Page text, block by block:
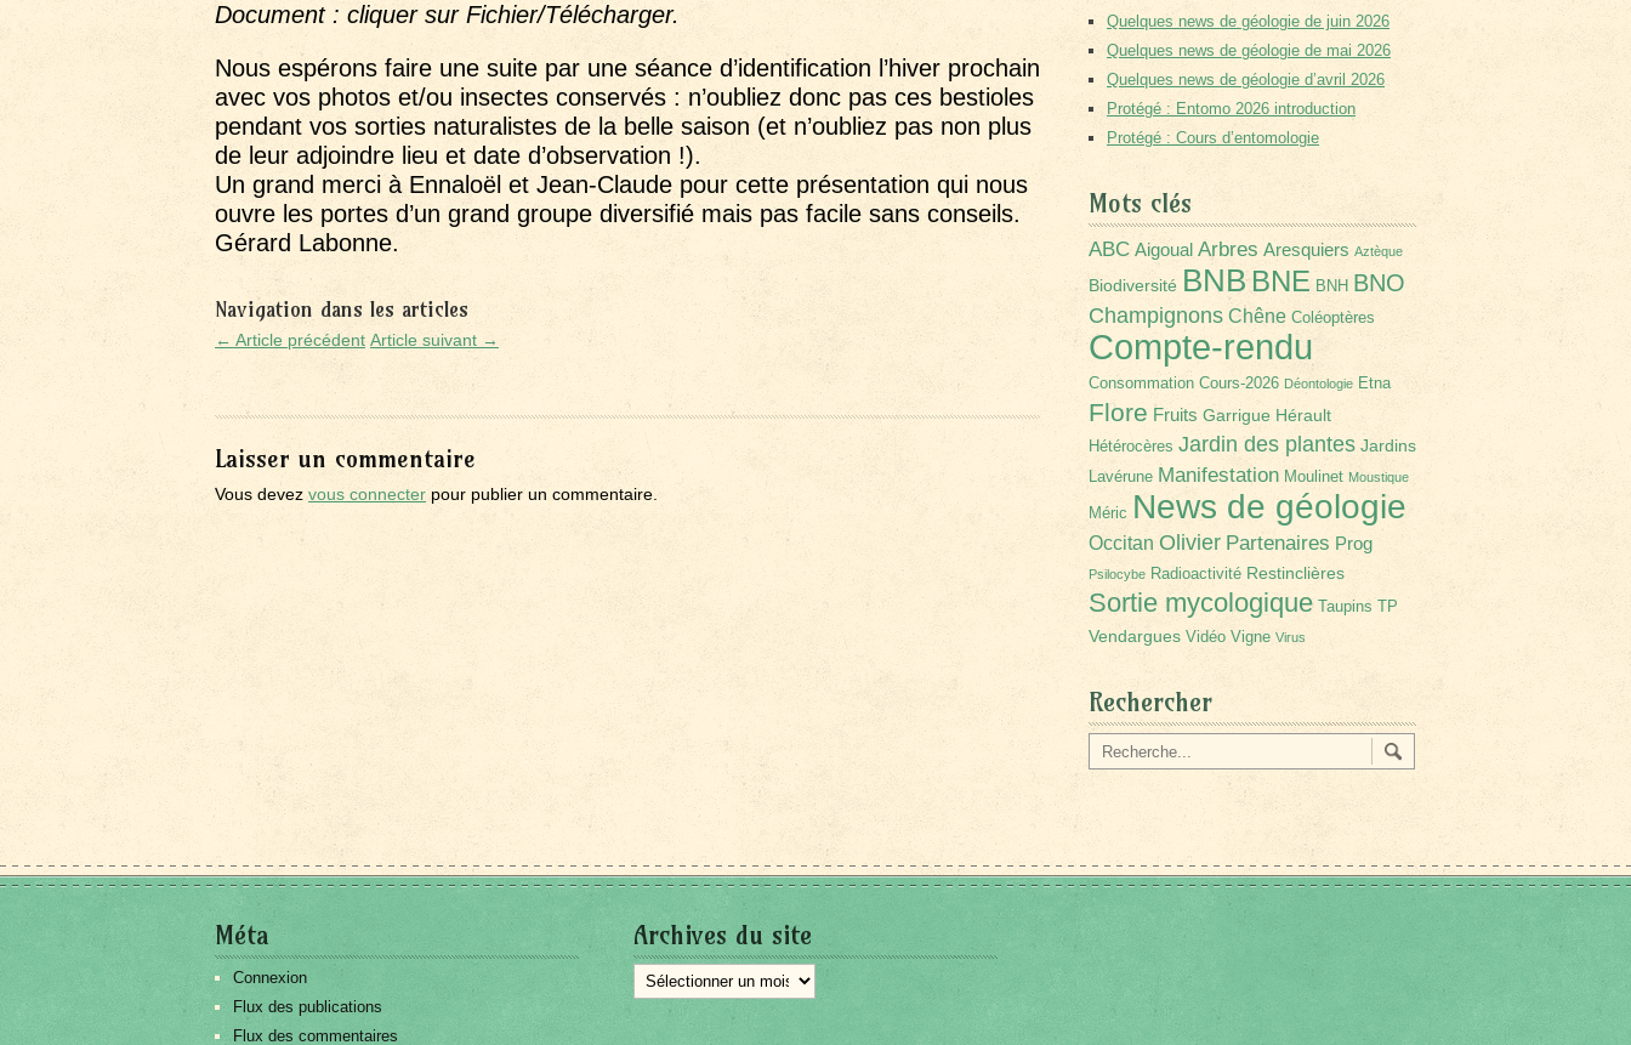
Document : cliquer sur Fichier/Télécharger.
Nous espérons faire une suite par une séance d’identification l’hiver prochain
avec vos photos et/ou insectes conservés : n’oubliez donc pas ces bestioles
pendant vos sorties naturalistes de la belle saison (et n’oubliez pas non plus
de leur adjoindre lieu et date d’observation !).
Un grand merci à Ennaloël et Jean-Claude pour cette présentation qui nous
ouvre les portes d’un grand groupe diversifié mais pas facile sans conseils.
Gérard Labonne.
Navigation dans les articles
← Article précédent Article suivant →
Laisser un commentaire
Vous devez vous connecter pour publier un commentaire.
Quelques news de géologie de juin 2026
Quelques news de géologie de mai 2026
Quelques news de géologie d’avril 2026
Protégé : Entomo 2026 introduction
Protégé : Cours d’entomologie
Mots clés
ABC Aigoual Arbres Aresquiers Aztèque
Biodiversité BNB BNE BNH BNO
Champignons Chêne Coléoptères
Compte-rendu
Consommation Cours-2026 Déontologie Etna
Flore Fruits Garrigue Hérault
Hétérocères Jardin des plantes Jardins
Lavérune Manifestation Moulinet Moustique
Méric News de géologie
Occitan Olivier Partenaires Prog
Psilocybe Radioactivité Restinclières
Sortie mycologique Taupins TP
Vendargues Vidéo Vigne Virus
Rechercher
Méta
Connexion
Flux des publications
Flux des commentaires
Archives du site
Archives
du